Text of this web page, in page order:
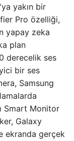
yakın bir
Pro özelliği,
yapay zeka
plan
derecelik ses
bir ses
Samsung
Smart Monitor
Galaxy
ekranda gerçek